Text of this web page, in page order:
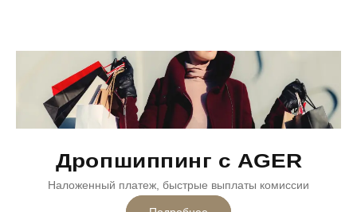
Дропшиппинг с AGER
Наложенный платеж, быстрые выплаты комиссии